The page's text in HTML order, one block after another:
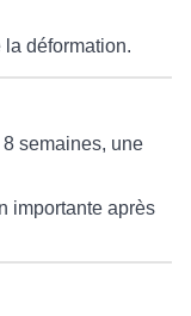
déformation.
semaines, une
importante après